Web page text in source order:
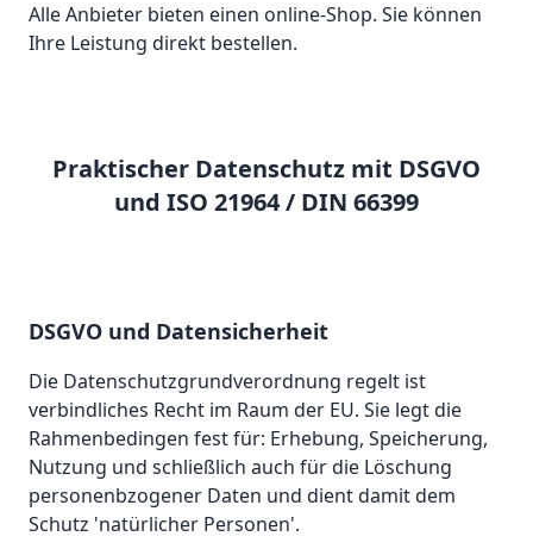
Alle Anbieter bieten einen online-Shop. Sie können
Ihre Leistung direkt bestellen.
Praktischer Datenschutz mit DSGVO
und ISO 21964 / DIN 66399
DSGVO und Datensicherheit
Die Datenschutzgrundverordnung regelt ist
verbindliches Recht im Raum der EU. Sie legt die
Rahmenbedingen fest für: Erhebung, Speicherung,
Nutzung und schließlich auch für die Löschung
personenbzogener Daten und dient damit dem
Schutz 'natürlicher Personen'.